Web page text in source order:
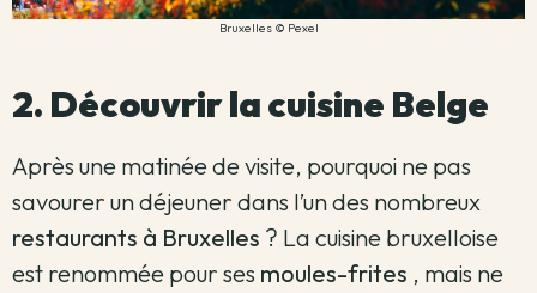
Bruxelles © Pexel
2. Découvrir la cuisine Belge
Après une matinée de visite, pourquoi ne pas
savourer un déjeuner dans l’un des nombreux
restaurants à Bruxelles ? La cuisine bruxelloise
est renommée pour ses moules-frites , mais ne